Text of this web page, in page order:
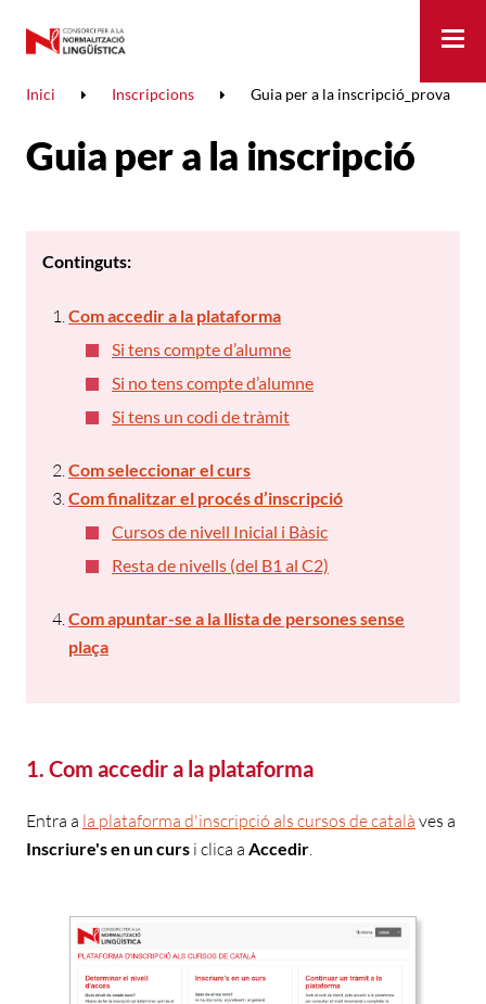
Inici Inscripcions Guia per a la inscripció_prova
Guia per a la inscripció
Continguts:
Com accedir a la plataforma
Si tens compte d’alumne
Si no tens compte d’alumne
Si tens un codi de tràmit
Com seleccionar el curs
Com finalitzar el procés d’inscripció
Cursos de nivell Inicial i Bàsic
Resta de nivells (del B1 al C2)
Com apuntar-se a la llista de persones sense
plaça
1. Com accedir a la plataforma
Entra a la plataforma d'inscripció als cursos de català ves a
Inscriure's en un curs i clica a Accedir